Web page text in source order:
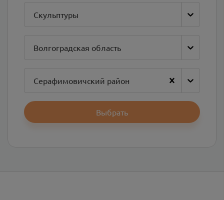
Скульптуры
Волгоградская область
Серафимовичский район
Выбрать